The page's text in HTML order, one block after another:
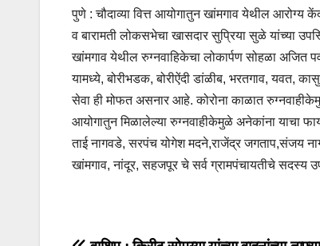
पुणे : चौदाव्या वित्त आयोगातुन खांमगाव येथील आरोग्य
व बारामती लोकसभेचा खासदार सुप्रिया सुळे यांच्या
खांमगाव येथील रुग्नवाहिकेचा लोकार्पण सोहळा अजित
यामध्ये, बोरीभडक, बोरीऐंदी डांळीब, भरतगाव, यवत,
सेवा ही मोफत असनार आहे. कोरोना काळात
आयोगातुन मिळालेल्या रुग्नवाहीकेमुळे अनेकांना याचा
ताई नागवडे, सरपंच योगेश मदने,राजेंद्र जगताप,संजय
खांमगाव, नांदूर, सहजपूर चे सर्व ग्रामपंचायतीचे सदस्य